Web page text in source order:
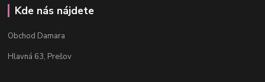
Kde nás nájdete
Obchod Damara
Hlavná 63, Prešov